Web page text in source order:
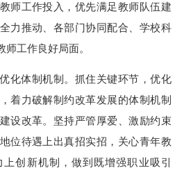
师工作投入，优先满足教师队伍建
力推动、各部门协同配合、学校科
工作良好局面。
体制机制。抓住关键环节，优化
着力破解制约改革发展的体制机制
设改革。坚持严管厚爱、激励约束
位待遇上出真招实招，关心青年教
创新机制，做到既增强职业吸引